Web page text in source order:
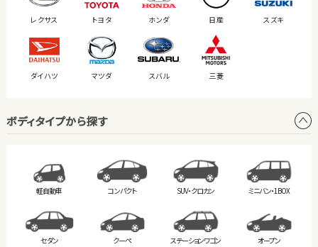
レクサス トヨタ ホンダ 日産 スズキ
ダイハツ マツダ スバル 三菱
ボディタイプから探す
軽自動車 コンパクト SUV・クロカン ミニバン・1BOX
セダン クーペ ステーションワゴン オープン